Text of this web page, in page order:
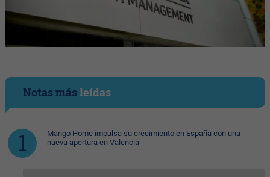
Notas másleídas
Mango Home impulsa su crecimiento en España con una
nueva apertura en Valencia